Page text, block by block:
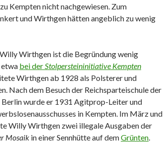
Kempten nicht nachgewiesen. Zum
und Wirthgen hätten angeblich zu wenig
Wirthgen ist die Begründung wenig
bei derStolpersteininitiative Kempten
Wirthgen ab 1928 als Polsterer und
Nach dem Besuch der Reichsparteischule der
Berlin wurde er 1931 Agitprop-Leiter und
in Kempten. Im März und
Willy Wirthgen zwei illegale Ausgaben der
Mosaik in einer Sennhütte auf demGrünten.